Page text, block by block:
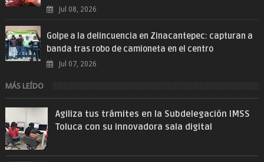
Jul 08, 2026
Golpe a la delincuencia en Zinacantepec: capturan a
banda tras robo de camioneta en el centro
Jul 07, 2026
MÁS LEÍDO
Agiliza tus trámites en la Subdelegación IMSS
Toluca con su innovadora sala digital